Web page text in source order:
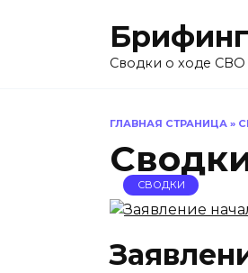
Сводки о ходе
ГЛАВНАЯ СТРАНИЦА »
СВОДКИ